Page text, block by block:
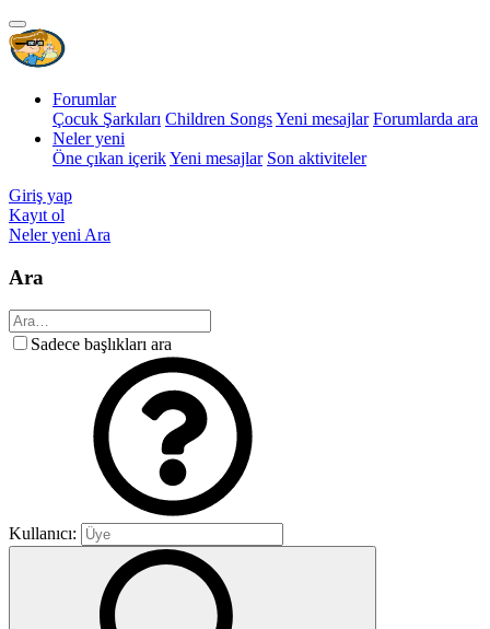
Forumlar
Çocuk Şarkıları Children SongsYeni mesajlar Forumlarda ara
Neler yeni
Öne çıkan içerikYeni mesajlar Son aktiviteler
Giriş yap
Kayıt ol
Neler yeni Ara
Ara
Sadece başlıkları ara
Kullanıcı: